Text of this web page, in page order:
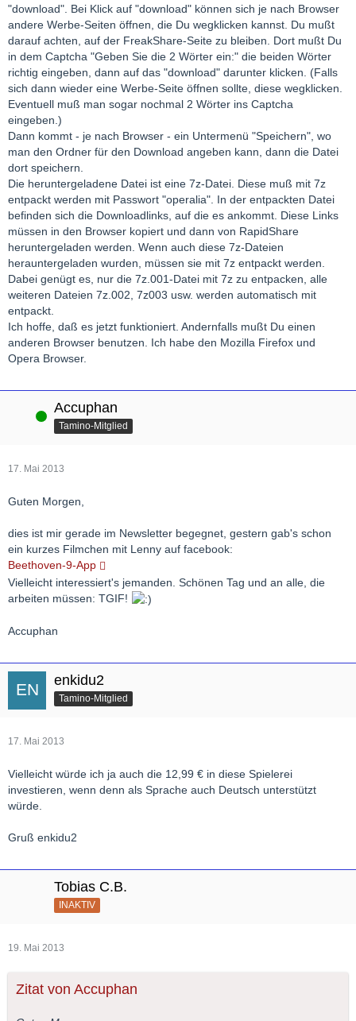
"download". Bei Klick auf "download" können sich je nach Browser
andere Werbe-Seiten öffnen, die Du wegklicken kannst. Du mußt
darauf achten, auf der FreakShare-Seite zu bleiben. Dort mußt Du
in dem Captcha "Geben Sie die 2 Wörter ein:" die beiden Wörter
richtig eingeben, dann auf das "download" darunter klicken. (Falls
sich dann wieder eine Werbe-Seite öffnen sollte, diese wegklicken.
Eventuell muß man sogar nochmal 2 Wörter ins Captcha
eingeben.)
Dann kommt - je nach Browser - ein Untermenü "Speichern", wo
man den Ordner für den Download angeben kann, dann die Datei
dort speichern.
Die heruntergeladene Datei ist eine 7z-Datei. Diese muß mit 7z
entpackt werden mit Passwort "operalia". In der entpackten Datei
befinden sich die Downloadlinks, auf die es ankommt. Diese Links
müssen in den Browser kopiert und dann von RapidShare
heruntergeladen werden. Wenn auch diese 7z-Dateien
herauntergeladen wurden, müssen sie mit 7z entpackt werden.
Dabei genügt es, nur die 7z.001-Datei mit 7z zu entpacken, alle
weiteren Dateien 7z.002, 7z003 usw. werden automatisch mit
entpackt.
Ich hoffe, daß es jetzt funktioniert. Andernfalls mußt Du einen
anderen Browser benutzen. Ich habe den Mozilla Firefox und
Opera Browser.
Online Accuphan
Tamino-Mitglied
17. Mai 2013
Guten Morgen,
dies ist mir gerade im Newsletter begegnet, gestern gab's schon
ein kurzes Filmchen mit Lenny auf facebook:
Beethoven-9-App
Vielleicht interessiert's jemanden. Schönen Tag und an alle, die
arbeiten müssen: TGIF!
Accuphan
enkidu2
Tamino-Mitglied
17. Mai 2013
Vielleicht würde ich ja auch die 12,99 € in diese Spielerei
investieren, wenn denn als Sprache auch Deutsch unterstützt
würde.
Gruß enkidu2
Tobias C.B.
INAKTIV
19. Mai 2013
Zitat von Accuphan